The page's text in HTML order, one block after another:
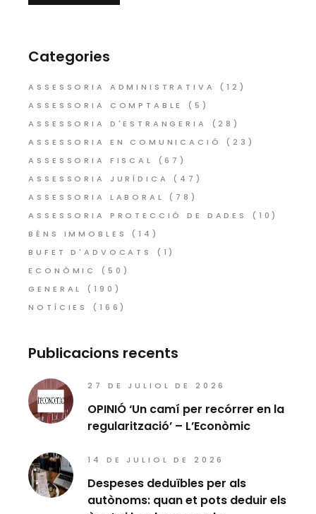
Categories
ASSESSORIA ADMINISTRATIVA
(12)
ASSESSORIA COMPTABLE
(5)
ASSESSORIA D'ESTRANGERIA
(28)
ASSESSORIA EN COMUNICACIÓ
(23)
ASSESSORIA FISCAL
(67)
ASSESSORIA JURÍDICA
(47)
ASSESSORIA LABORAL
(78)
ASSESSORIA PROTECCIÓ DE DADES
(10)
BÉNS IMMOBLES
(14)
BUFET D'ADVOCATS
(1)
ECONÒMIC
(50)
GENERAL
(190)
NOTÍCIES
(166)
Publicacions recents
27 DE JULIOL DE 2026
OPINIÓ ‘Un camí per recórrer en la
regularització’ – L’Econòmic
14 DE JULIOL DE 2026
Despeses deduïbles per als
autònoms: quan et pots deduir els